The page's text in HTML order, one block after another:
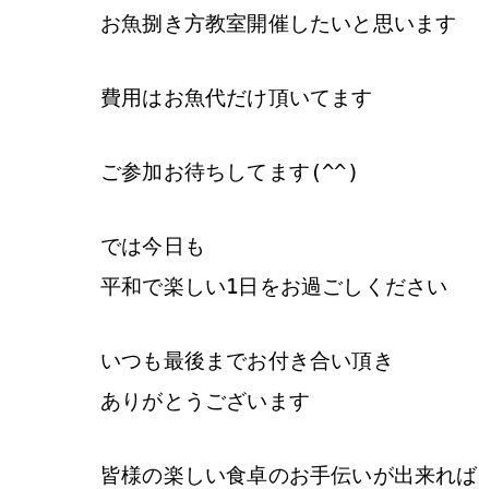
お魚捌き方教室開催したいと思います
費用はお魚代だけ頂いてます
ご参加お待ちしてます(^^)
では今日も
平和で楽しい1日をお過ごしください
いつも最後までお付き合い頂き
ありがとうございます
皆様の楽しい食卓のお手伝いが出来れば